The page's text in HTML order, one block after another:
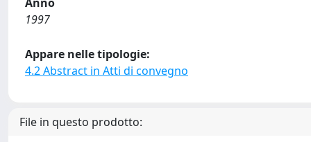
1997
Appare nelle tipologie:
4.2 Abstract in Atti di convegno
File in questo prodotto: